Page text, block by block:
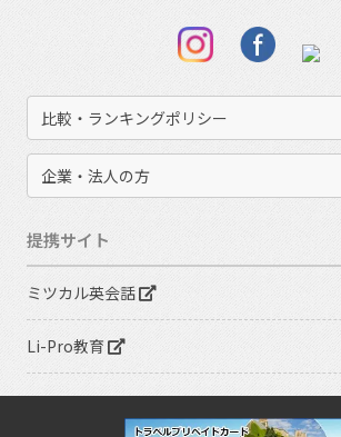
比較・ランキングポリシー
企業・法人の方
提携サイト
ミツカル英会話
Li-Pro教育